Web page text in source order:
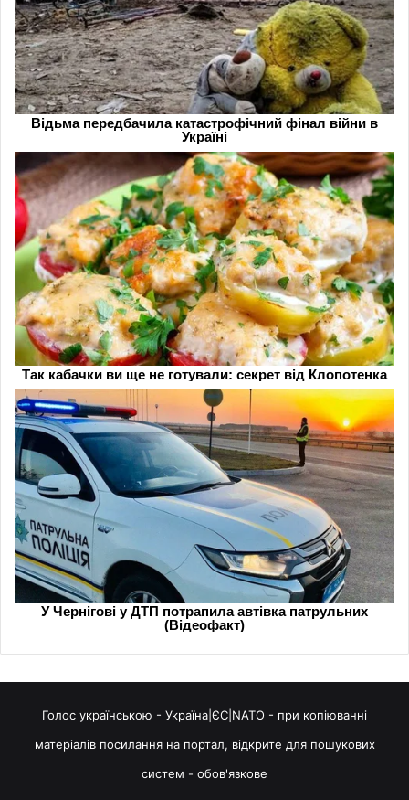
Голос українською - Україна|ЄС|NATO - при копіюванні
матеріалів посилання на портал, відкрите для пошукових
систем - обов'язкове